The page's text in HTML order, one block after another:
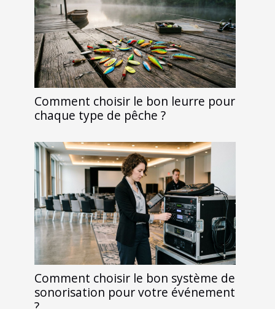
Comment choisir le bon leurre pour
chaque type de pêche ?
Comment choisir le bon système de
sonorisation pour votre événement